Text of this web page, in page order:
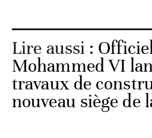
Lire aussi :
Mohammed VI
travaux de
nouveau siège de